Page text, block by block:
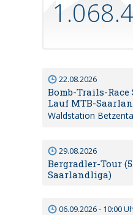
22.08.2026
Bomb-Trails-Race
Lauf MTB-
Waldstation
29.08.2026
Bergradler-Tour
Saarlandliga)
06.09.2026 - 10:00